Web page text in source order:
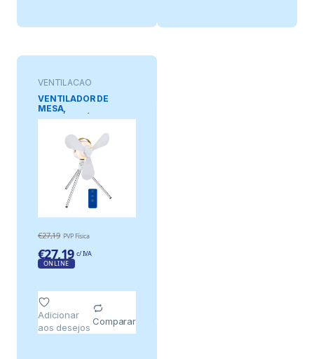
VENTILAÇAO
VENTILADOR DE
MESA,
RECARREGÁVEL POR
VELOCIDADES, COM
COMANDO
€27,19 PVP Física
€27,19 c/ IVA
ONLINE
Adicionar
aos desejos
Comparar